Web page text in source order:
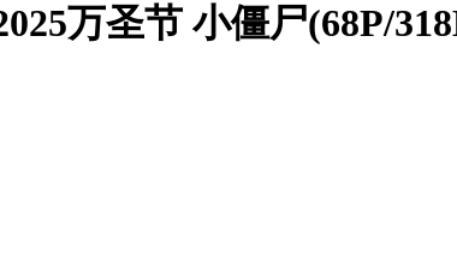
万圣节 小僵尸(68P/